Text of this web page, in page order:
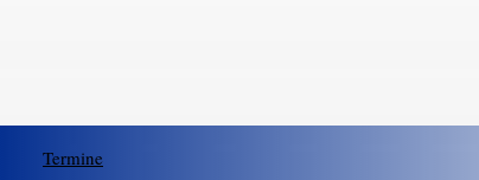
Termine